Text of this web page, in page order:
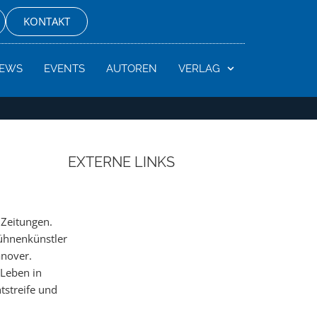
KONTAKT
EVENTS AUTOREN VERLAG
EXTERNE LINKS